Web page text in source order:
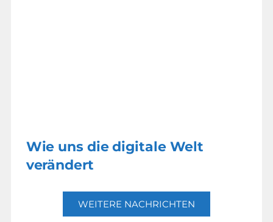
Wie uns die digitale Welt
verändert
WEITERE NACHRICHTEN